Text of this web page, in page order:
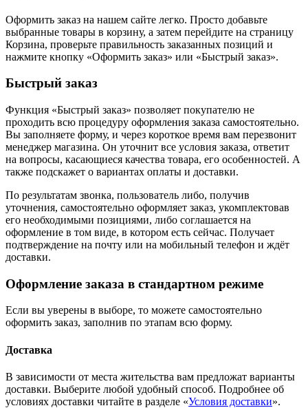
Оформить заказ на нашем сайте легко. Просто добавьте
выбранные товары в корзину, а затем перейдите на страницу
Корзина, проверьте правильность заказанных позиций и
нажмите кнопку «Оформить заказ» или «Быстрый заказ».
Быстрый заказ
Функция «Быстрый заказ» позволяет покупателю не
проходить всю процедуру оформления заказа самостоятельно.
Вы заполняете форму, и через короткое время вам перезвонит
менеджер магазина. Он уточнит все условия заказа, ответит
на вопросы, касающиеся качества товара, его особенностей. А
также подскажет о вариантах оплаты и доставки.
По результатам звонка, пользователь либо, получив
уточнения, самостоятельно оформляет заказ, укомплектовав
его необходимыми позициями, либо соглашается на
оформление в том виде, в котором есть сейчас. Получает
подтверждение на почту или на мобильный телефон и ждёт
доставки.
Оформление заказа в стандартном режиме
Если вы уверены в выборе, то можете самостоятельно
оформить заказ, заполнив по этапам всю форму.
Доставка
В зависимости от места жительства вам предложат варианты
доставки. Выберите любой удобный способ. Подробнее об
условиях доставки читайте в разделе «Условия доставки».